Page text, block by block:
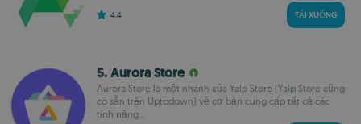
4.4 TẢI XUỐNG
5. Aurora Store
Aurora Store là một nhánh của Yalp Store (Yalp Store cũng
có sẵn trên Uptodown) về cơ bản cung cấp tất cả các
tính năng...